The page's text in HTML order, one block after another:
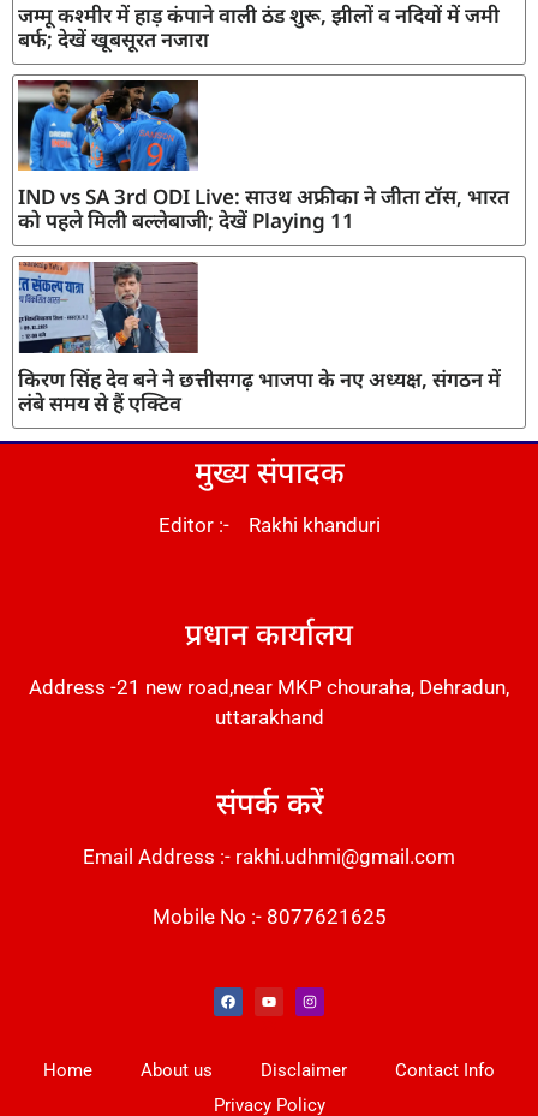
जम्मू कश्मीर में हाड़ कंपाने वाली ठंड शुरू, झीलों व नदियों में जमी
बर्फ; देखें खूबसूरत नजारा
IND vs SA 3rd ODI Live: साउथ अफ्रीका ने जीता टॉस, भारत
को पहले मिली बल्लेबाजी; देखें Playing 11
किरण सिंह देव बने ने छत्तीसगढ़ भाजपा के नए अध्यक्ष, संगठन में
लंबे समय से हैं एक्टिव
मुख्य संपादक
Editor :- Rakhi khanduri
प्रधान कार्यालय
Address -21 new road,near MKP chouraha, Dehradun,
uttarakhand
संपर्क करें
Email Address :- rakhi.udhmi@gmail.com
Mobile No :- 8077621625
Home About us Disclaimer
Contact Info
Privacy Policy